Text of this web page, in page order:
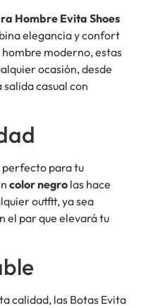
Hombre Evita Shoes
elegancia y confort
moderno, estas
ocasión, desde
casual con
perfecto para tu
color negro las hace
outfit, ya sea
el par que elevará tu
calidad, las Botas Evita